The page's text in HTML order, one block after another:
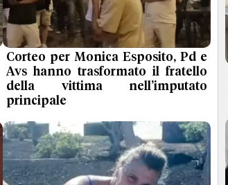
Corteo per Monica Esposito, Pd e
Avs hanno trasformato il fratello
della vittima nell’imputato
principale